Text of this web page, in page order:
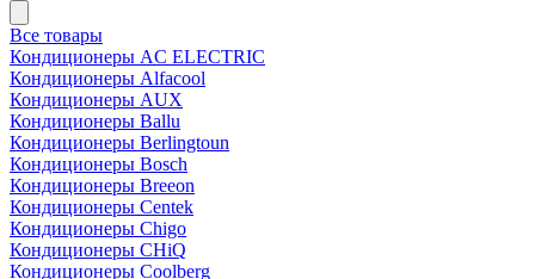
Все товары
Кондиционеры AC ELECTRIC
Кондиционеры Alfacool
Кондиционеры AUX
Кондиционеры Ballu
Кондиционеры Berlingtoun
Кондиционеры Bosch
Кондиционеры Breeon
Кондиционеры Centek
Кондиционеры Chigo
Кондиционеры CHiQ
Кондиционеры Coolberg